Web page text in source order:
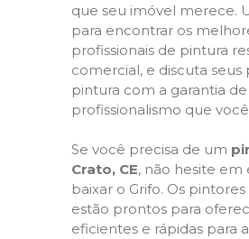
que seu imóvel merece.
para encontrar os
profissionais de pintura
comercial, e discuta seus
pintura com a garantia
profissionalismo que
Se você precisa de um
Crato, CE, não hesite em
baixar o Grifo. Os
estão prontos para
eficientes e rápidas para